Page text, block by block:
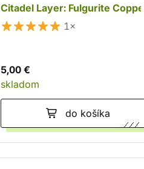
Citadel Layer: Fulgurite
1×
5,00 €
skladom
do košíka